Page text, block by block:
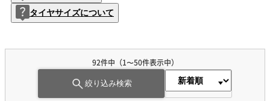
タイヤサイズについて
92件中（1〜50件表示中）
絞り込み検索